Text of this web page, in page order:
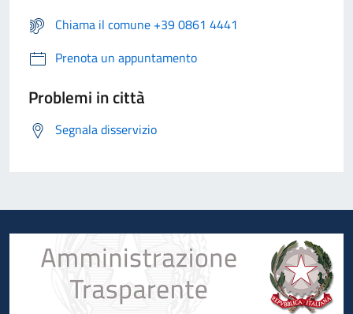
Chiama il comune +39 0861 4441
Prenota un appuntamento
Problemi in città
Segnala disservizio